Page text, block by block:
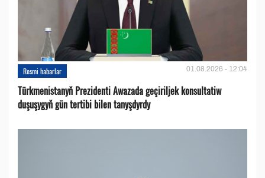
Resmi habarlar 01.08.2026 - 12:04
Türkmenistanyň Prezidenti Awazada geçiriljek konsultatiw
duşuşygyň gün tertibi bilen tanyşdyrdy